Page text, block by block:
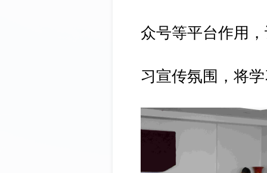
众号等平台作用
习宣传氛围，将